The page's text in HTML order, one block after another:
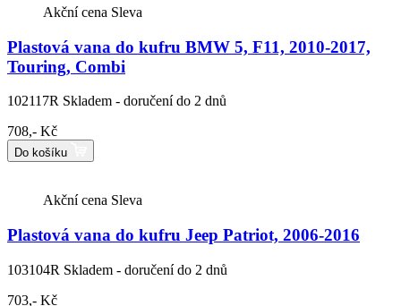
Akční cena Sleva
Plastová vana do kufru BMW 5, F11, 2010-2017,
Touring, Combi
102117R Skladem - doručení do 2 dnů
708,- Kč
Do košíku
Akční cena Sleva
Plastová vana do kufru Jeep Patriot, 2006-2016
103104R Skladem - doručení do 2 dnů
703,- Kč